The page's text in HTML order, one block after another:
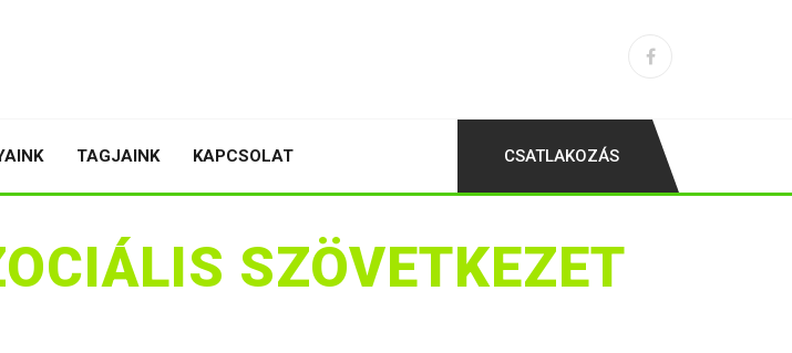
TAGJAINK KAPCSOLAT CSATLAKOZÁS
SZÖVETKEZET